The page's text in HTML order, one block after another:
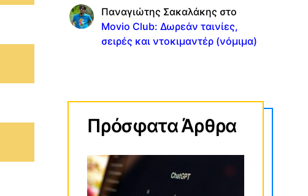
Παναγιώτης Σακαλάκης στο
Movio Club: Δωρεάν ταινίες,
σειρές και ντοκιμαντέρ (νόμιμα)
Πρόσφατα Άρθρα